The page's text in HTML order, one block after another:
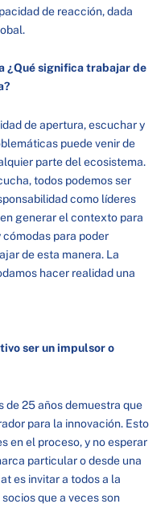
de reacción, dada
¿Qué significa trabajar de
de apertura, escuchar y
puede venir de
parte del ecosistema.
todos podemos ser
como líderes
generar el contexto para
cómodas para poder
de esta manera. La
hacer realidad una
ser un impulsor o
de 25 años demuestra que
para la innovación. Esto
en el proceso, y no esperar
particular o desde una
es invitar a todos a la
que a veces son